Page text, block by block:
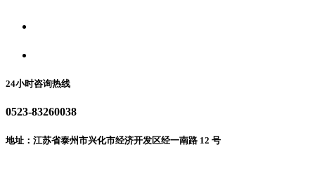
24小时咨询热线
0523-83260038
地址：江苏省泰州市兴化市经济开发区经一南路 12 号